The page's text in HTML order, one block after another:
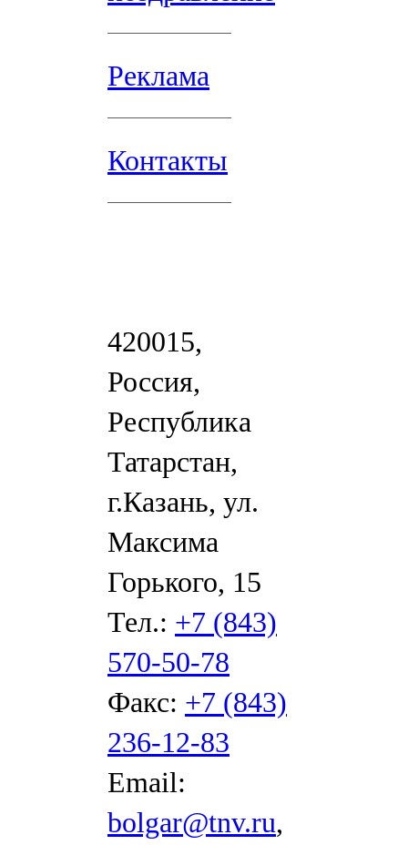
Реклама
Контакты
420015,
Россия,
Республика
Татарстан,
г.Казань, ул.
Максима
Горького, 15
Тел.: +7 (843)
570-50-78
Факс: +7 (843)
236-12-83
Email:
bolgar@tnv.ru,